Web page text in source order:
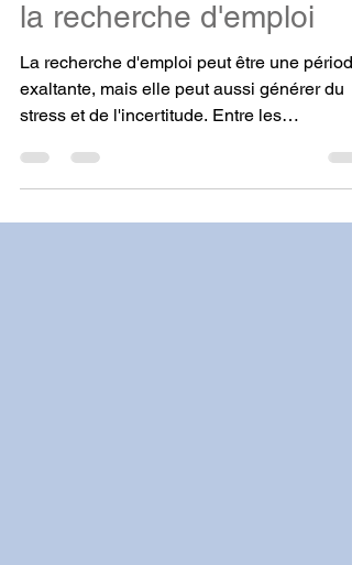
Gérer le stress et cultiver
la confiance en soi dans
la recherche d'emploi
La recherche d'emploi peut être une période
entretiens,...